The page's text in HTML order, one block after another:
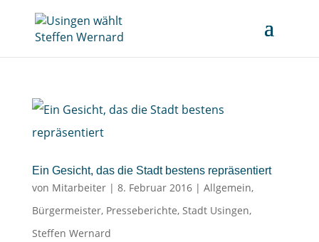
Ein Gesicht, das die Stadt bestens repräsentiert
von Mitarbeiter| 8. Februar 2016| Allgemein,
Bürgermeister, Presseberichte, Stadt Usingen,
Steffen Wernard